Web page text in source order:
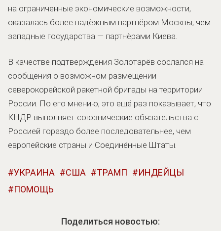
на ограниченные экономические возможности,
оказалась более надёжным партнёром Москвы, чем
западные государства — партнёрами Киева.
В качестве подтверждения Золотарёв сослался на
сообщения о возможном размещении
северокорейской ракетной бригады на территории
России. По его мнению, это ещё раз показывает, что
КНДР выполняет союзнические обязательства с
Россией гораздо более последовательнее, чем
европейские страны и Соединённые Штаты.
УКРАИНА США ТРАМП
ИНДЕЙЦЫ
ПОМОЩЬ
Поделиться новостью: